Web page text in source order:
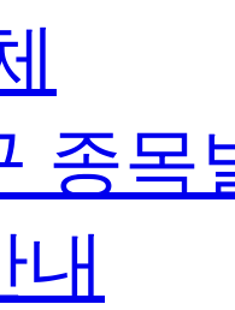
종목
내